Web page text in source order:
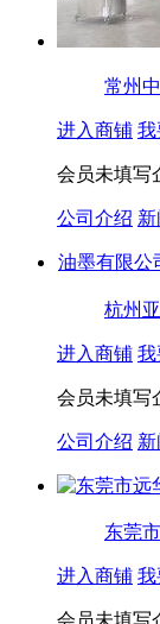
常州
进入商铺 我
会员未填写
公司介绍
油墨有限公
杭州
进入商铺 我
会员未填写
公司介绍
东莞
进入商铺 我